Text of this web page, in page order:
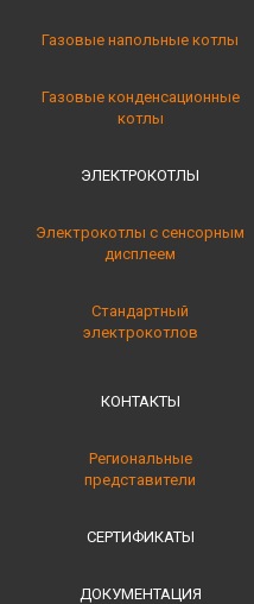
Газовые напольные котлы
Газовые конденсационные
котлы
ЭЛЕКТРОКОТЛЫ
Электрокотлы с сенсорным
дисплеем
Стандартный
электрокотлов
КОНТАКТЫ
Региональные
представители
СЕРТИФИКАТЫ
ДОКУМЕНТАЦИЯ